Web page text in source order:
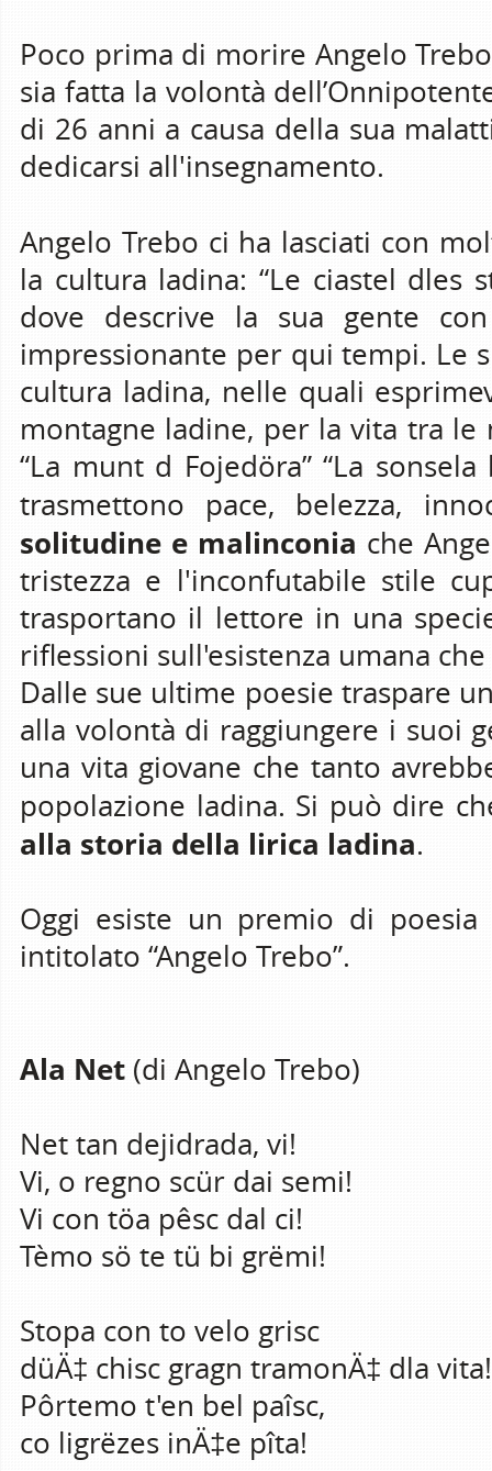
Poco prima di morire Angelo
sia fatta la volontà
di 26 anni a causa della sua
dedicarsi all'insegnamento.
Angelo Trebo ci ha lasciati con
la cultura ladina: “Le ciastel dles
dove descrive la sua gente
impressionante per qui tempi. Le
cultura ladina, nelle quali
montagne ladine, per la vita tra le
“La munt d Fojedöra” “La
trasmettono pace, belezza,
solitudine e malinconia che
tristezza e l'inconfutabile stile
trasportano il lettore in una
riflessioni sull'esistenza umana
Dalle sue ultime poesie traspare
alla volontà di raggiungere i suoi
una vita giovane che tanto
popolazione ladina. Si può dire
alla storia della lirica ladina.
Oggi esiste un premio di
intitolato “Angelo Trebo”.
Ala Net (di Angelo Trebo)
Net tan dejidrada, vi!
Vi, o regno scür dai semi!
Vi con töa pêsc dal ci!
Tèmo sö te tü bi grëmi!
Stopa con to velo grisc
düÄ‡ chisc gragn tramonÄ‡ dla vita!
Pôrtemo t'en bel paîsc,
co ligrëzes inÄ‡e pîta!